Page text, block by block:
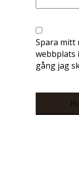
Spara mitt
webbplats
gång jag